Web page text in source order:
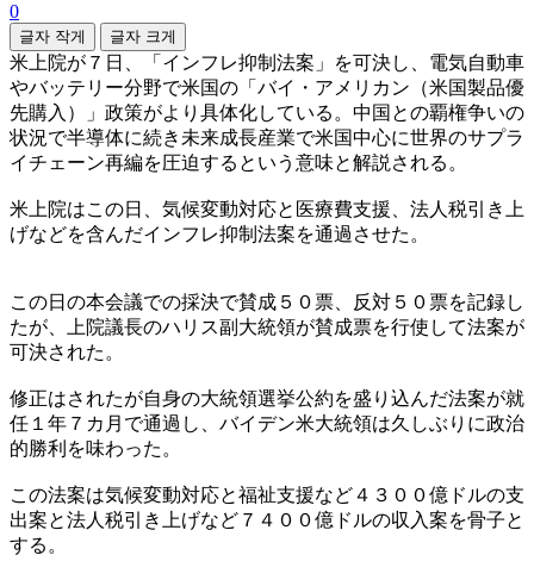
0
글자 작게 글자 크게
米上院が７日、「インフレ抑制法案」を可決し、電気自動車
やバッテリー分野で米国の「バイ・アメリカン（米国製品優
先購入）」政策がより具体化している。中国との覇権争いの
状況で半導体に続き未来成長産業で米国中心に世界のサプラ
イチェーン再編を圧迫するという意味と解説される。
米上院はこの日、気候変動対応と医療費支援、法人税引き上
げなどを含んだインフレ抑制法案を通過させた。
この日の本会議での採決で賛成５０票、反対５０票を記録し
たが、上院議長のハリス副大統領が賛成票を行使して法案が
可決された。
修正はされたが自身の大統領選挙公約を盛り込んだ法案が就
任１年７カ月で通過し、バイデン米大統領は久しぶりに政治
的勝利を味わった。
この法案は気候変動対応と福祉支援など４３００億ドルの支
出案と法人税引き上げなど７４００億ドルの収入案を骨子と
する。